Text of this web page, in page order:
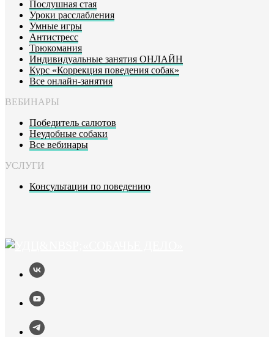
Послушная стая
Уроки расслабления
Умные игры
Антистресс
Трюкомания
Индивидуальные занятия ОНЛАЙН
Курс «Коррекция поведения собак»
Все онлайн-занятия
ВЕБИНАРЫ
Победитель салютов
Неудобные собаки
Все вебинары
УСЛУГИ
Консультации по поведению